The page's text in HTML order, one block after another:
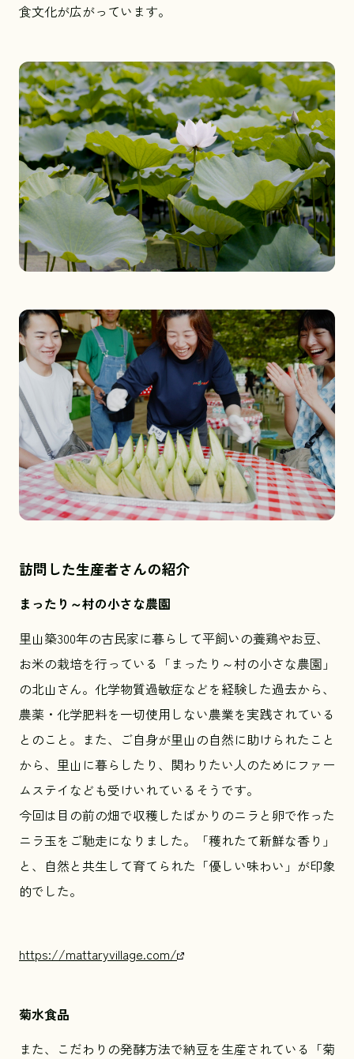
食文化が広がっています。
訪問した生産者さんの紹介
まったり～村の小さな農園
里山築300年の古民家に暮らして平飼いの養鶏やお豆、
お米の栽培を行っている「まったり～村の小さな農園」
の北山さん。化学物質過敏症などを経験した過去から、
農薬・化学肥料を一切使用しない農業を実践されている
とのこと。また、ご自身が里山の自然に助けられたこと
から、里山に暮らしたり、関わりたい人のためにファー
ムステイなども受けいれているそうです。
今回は目の前の畑で収穫したばかりのニラと卵で作った
ニラ玉をご馳走になりました。「穫れたて新鮮な香り」
と、自然と共生して育てられた「優しい味わい」が印象
的でした。
https://mattaryvillage.com/
菊水食品
また、こだわりの発酵方法で納豆を生産されている「菊